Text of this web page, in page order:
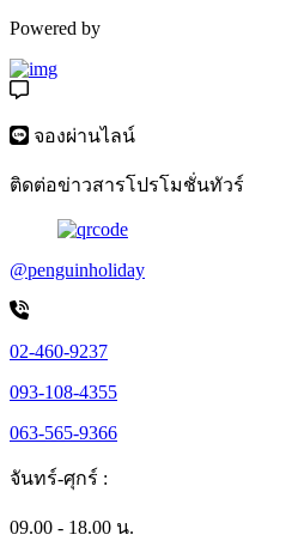
Powered by
จองผ่านไลน์
ติดต่อข่าวสารโปรโมชั่นทัวร์
@penguinholiday
02-460-9237
093-108-4355
063-565-9366
จันทร์-ศุกร์ :
09.00 - 18.00 น.